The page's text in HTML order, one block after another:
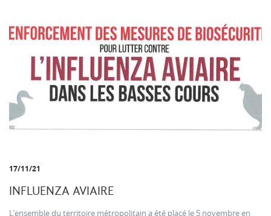
17/11/21
INFLUENZA AVIAIRE
L’ensemble du territoire métropolitain a été placé le 5 novembre en